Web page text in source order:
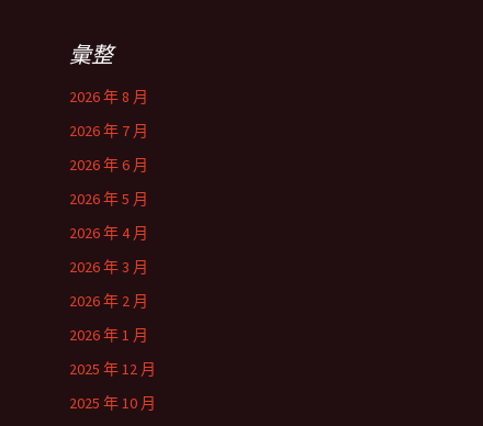
彙整
2026 年 8 月
2026 年 7 月
2026 年 6 月
2026 年 5 月
2026 年 4 月
2026 年 3 月
2026 年 2 月
2026 年 1 月
2025 年 12 月
2025 年 10 月